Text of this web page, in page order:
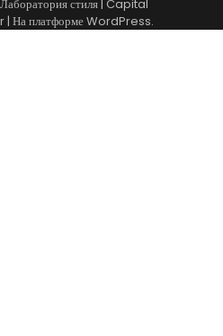
Лаборатория стиля| Capital
| На платформеWordPress.